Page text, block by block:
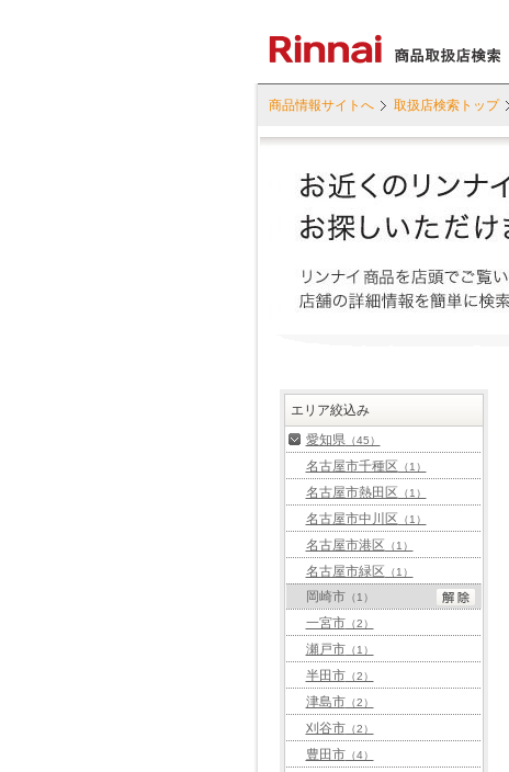
商品情報サイトへ 取扱店検索トップ
エリア絞込み
愛知県 （45）
名古屋市千種区 （1）
名古屋市熱田区 （1）
名古屋市中川区 （1）
名古屋市港区 （1）
名古屋市緑区 （1）
岡崎市（1）
一宮市（2）
瀬戸市（1）
半田市（2）
津島市（2）
刈谷市（2）
豊田市（4）